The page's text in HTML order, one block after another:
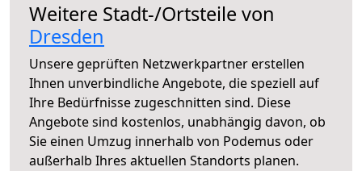
Weitere Stadt-/Ortsteile von
Dresden
Unsere geprüften Netzwerkpartner erstellen
Ihnen unverbindliche Angebote, die speziell auf
Ihre Bedürfnisse zugeschnitten sind. Diese
Angebote sind kostenlos, unabhängig davon, ob
Sie einen Umzug innerhalb von Podemus oder
außerhalb Ihres aktuellen Standorts planen.